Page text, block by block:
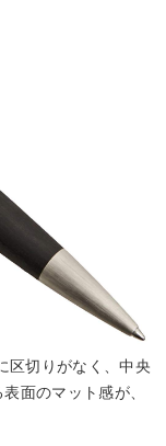
区切りがなく、中央
面のマット感が、